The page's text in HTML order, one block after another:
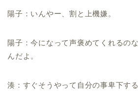
陽子：いんやー、割と上機嫌。
陽子：今になって声褒めてくれるの
んだよ。
湊：すぐそうやって自分の事卑下す